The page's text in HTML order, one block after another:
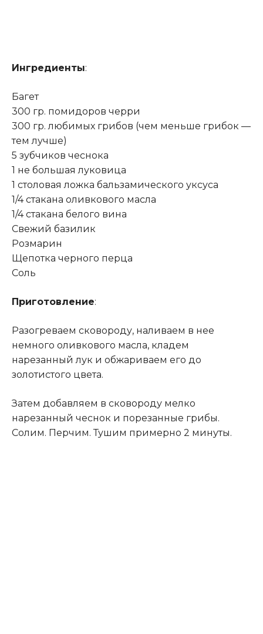
Ингредиенты:
Багет
300 гр. помидоров черри
300 гр. любимых грибов (чем меньше грибок —
тем лучше)
5 зубчиков чеснока
1 не большая луковица
1 столовая ложка бальзамического уксуса
1/4 стакана оливкового масла
1/4 стакана белого вина
Свежий базилик
Розмарин
Щепотка черного перца
Соль
Приготовление:
Разогреваем сковороду, наливаем в нее
немного оливкового масла, кладем
нарезанный лук и обжариваем его до
золотистого цвета.
Затем добавляем в сковороду мелко
нарезанный чеснок и порезанные грибы.
Солим. Перчим. Тушим примерно 2 минуты.